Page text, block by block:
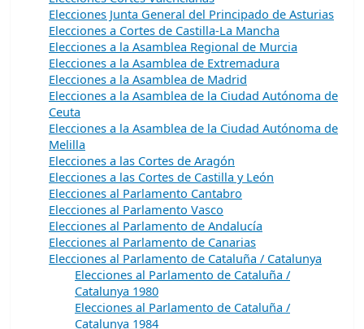
Elecciones Junta General del Principado de Asturias
Elecciones a Cortes de Castilla-La Mancha
Elecciones a la Asamblea Regional de Murcia
Elecciones a la Asamblea de Extremadura
Elecciones a la Asamblea de Madrid
Elecciones a la Asamblea de la Ciudad Autónoma de
Ceuta
Elecciones a la Asamblea de la Ciudad Autónoma de
Melilla
Elecciones a las Cortes de Aragón
Elecciones a las Cortes de Castilla y León
Elecciones al Parlamento Cantabro
Elecciones al Parlamento Vasco
Elecciones al Parlamento de Andalucía
Elecciones al Parlamento de Canarias
Elecciones al Parlamento de Cataluña / Catalunya
Elecciones al Parlamento de Cataluña /
Catalunya 1980
Elecciones al Parlamento de Cataluña /
Catalunya 1984